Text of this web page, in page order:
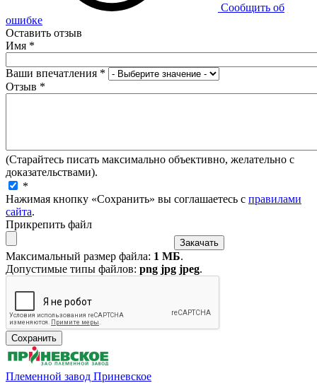
Сообщить об
ошибке
Оставить отзыв
Имя *
Ваши впечатления *
Отзыв *
(Старайтесь писать максимально объективно, желательно с
доказательствами).
*
Нажимая кнопку «Сохранить» вы соглашаетесь с правилами
сайта.
Прикрепить файл
Максимальный размер файла: 1 МБ.
Допустимые типы файлов: png jpg jpeg.
Племенной завод Приневское